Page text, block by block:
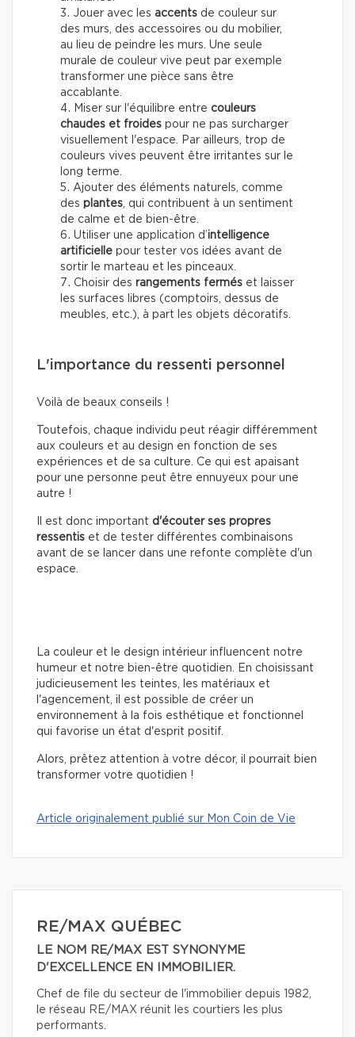
Jouer avec les accents de couleur sur
des murs, des accessoires ou du mobilier,
au lieu de peindre les murs. Une seule
murale de couleur vive peut par exemple
transformer une pièce sans être
accablante.
Miser sur l'équilibre entre couleurs
chaudes et froides pour ne pas surcharger
visuellement l'espace. Par ailleurs, trop de
couleurs vives peuvent être irritantes sur le
long terme.
Ajouter des éléments naturels, comme
des plantes, qui contribuent à un sentiment
de calme et de bien-être.
Utiliser une application d’intelligence
artificielle pour tester vos idées avant de
sortir le marteau et les pinceaux.
Choisir des rangements fermés et laisser
les surfaces libres (comptoirs, dessus de
meubles, etc.), à part les objets décoratifs.
L'importance du ressenti personnel
Voilà de beaux conseils !
Toutefois, chaque individu peut réagir différemment
aux couleurs et au design en fonction de ses
expériences et de sa culture. Ce qui est apaisant
pour une personne peut être ennuyeux pour une
autre !
Il est donc important d'écouter ses propres
ressentis et de tester différentes combinaisons
avant de se lancer dans une refonte complète d'un
espace.
La couleur et le design intérieur influencent notre
humeur et notre bien-être quotidien. En choisissant
judicieusement les teintes, les matériaux et
l'agencement, il est possible de créer un
environnement à la fois esthétique et fonctionnel
qui favorise un état d'esprit positif.
Alors, prêtez attention à votre décor, il pourrait bien
transformer votre quotidien !
Article originalement publié sur Mon Coin de Vie
RE/MAX QUÉBEC
LE NOM RE/MAX EST SYNONYME
D'EXCELLENCE EN IMMOBILIER.
Chef de file du secteur de l'immobilier depuis 1982,
le réseau RE/MAX réunit les courtiers les plus
performants.